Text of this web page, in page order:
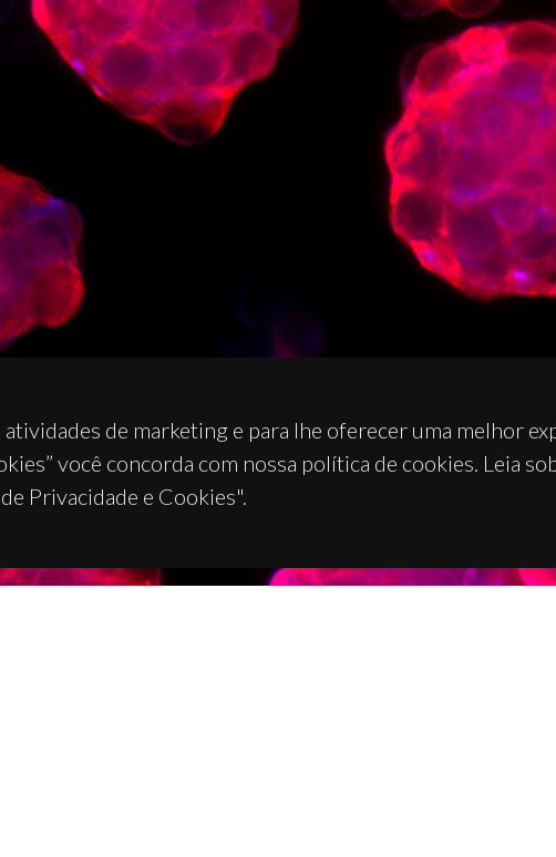
de marketing e para lhe oferecer uma melhor
você concorda com nossa política de cookies. Leia
Privacidade e Cookies".